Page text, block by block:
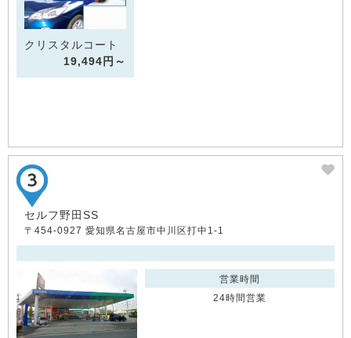
クリスタルコート
19,494円～
セルフ野田SS
〒454-0927 愛知県名古屋市中川区打中1-1
営業時間
24時間営業